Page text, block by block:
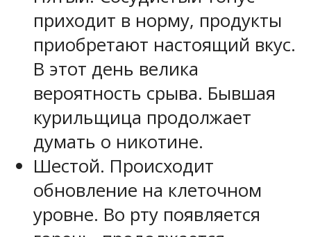
приходит в норму, продукты
приобретают настоящий вкус.
В этот день велика
вероятность срыва. Бывшая
курильщица продолжает
думать о никотине.
Шестой. Происходит
обновление на клеточном
уровне. Во рту появляется